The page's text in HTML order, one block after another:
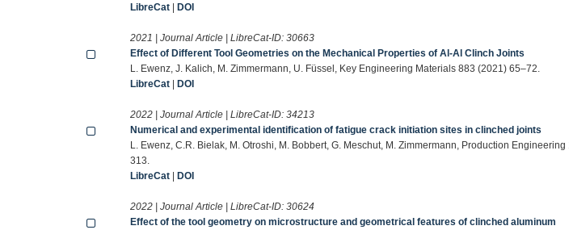
LibreCat |DOI
2021 | Journal Article | LibreCat-ID:30663
Effect of Different Tool Geometries on the Mechanical Properties of Al-Al Clinch Joints
L. Ewenz, J. Kalich, M. Zimmermann, U. Füssel, Key Engineering Materials 883 (2021) 65–72.
LibreCat |DOI
2022 | Journal Article | LibreCat-ID:34213
Numerical and experimental identification of fatigue crack initiation sites in clinched joints
L. Ewenz, C.R. Bielak, M. Otroshi, M. Bobbert, G. Meschut, M. Zimmermann, Production
313.
LibreCat |DOI
2022 | Journal Article | LibreCat-ID:30624
Effect of the tool geometry on microstructure and geometrical features of clinched aluminum